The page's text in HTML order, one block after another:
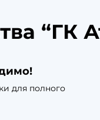
“ГК
для полного